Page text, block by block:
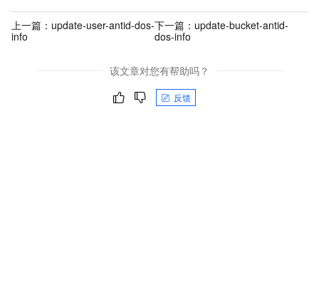
上一篇： update-user-antid-dos-
info
下一篇： update-bucket-antid-
dos-info
该文章对您有帮助吗？
反馈